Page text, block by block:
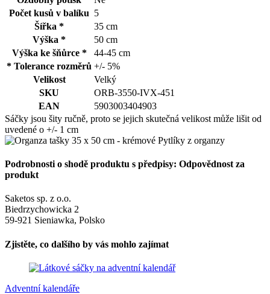
Počet kusů v balíku 5
Šířka *
35 cm
Výška *
50 cm
Výška ke šňůrce *
44-45 cm
* Tolerance rozměrů +/- 5%
Velikost
Velký
SKU
ORB-3550-IVX-451
EAN
5903003404903
Sáčky jsou šity ručně, proto se jejich skutečná velikost může lišit od
uvedené o +/- 1 cm
Podrobnosti o shodě produktu s předpisy: Odpovědnost za
produkt
Saketos sp. z o.o.
Biedrzychowicka 2
59-921 Sieniawka, Polsko
Zjistěte, co dalšího by vás mohlo zajímat
Adventní kalendáře